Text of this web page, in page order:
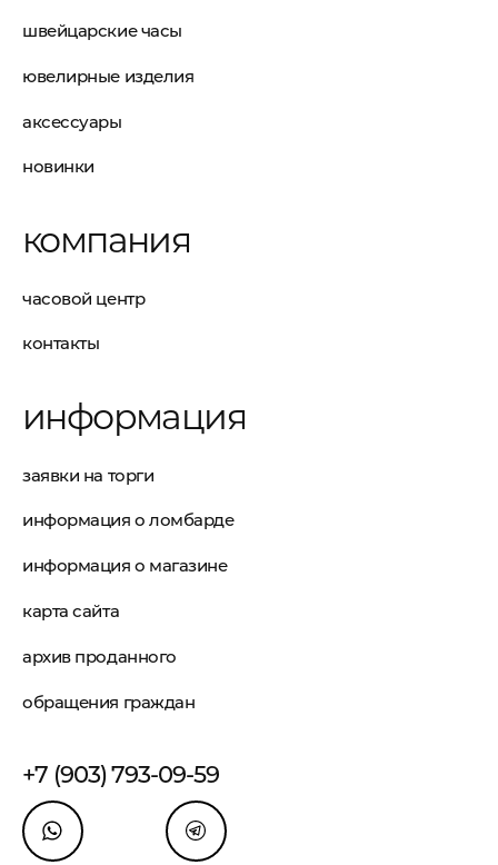
швейцарские часы
ювелирные изделия
аксессуары
новинки
компания
часовой центр
контакты
информация
заявки на торги
информация о ломбарде
информация о магазине
карта сайта
архив проданного
обращения граждан
+7 (903) 793-09-59